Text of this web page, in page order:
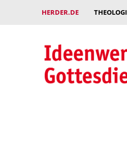
HERDER.DE